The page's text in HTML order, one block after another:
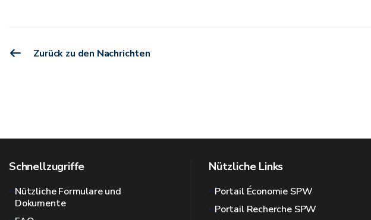
Zurück zu den Nachrichten
Schnellzugriffe
Nützliche Formulare und
Dokumente
Nützliche Links
Portail Économie SPW
Portail Recherche SPW